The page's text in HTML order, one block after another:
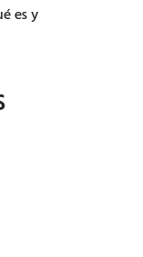
es y